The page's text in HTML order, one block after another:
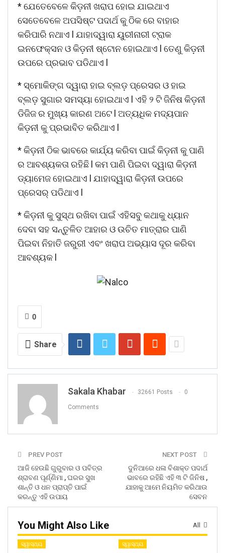
* ଯେତେବେଳେ କିଡ଼ନୀ ଖରାପ ହୋଇ ଯାଇଥାଏ
ସେତେବେଳେ ଅପସିଷ୍ଟ ପଦାର୍ଥ କୁ ଠିକ ରେ ବାହାର
କରିପାରି ନଥାଏ l ଯାହାଦ୍ୱାରା ୟୁରୀନାରୀ ଟ୍ରାକ
ଇନଫେକ୍ସନ ଓ କିଡ଼ନୀ ଷ୍ଟୋନ ହୋଇଥାଏ l ତେଣୁ କିଡ଼ନୀ
ଉପରେ ପ୍ରଭାବ ପଡିଥାଏ l
* ସ୍ମୋକିଙ୍ଗ ଦ୍ୱାରା ହାଇ ବ୍ଲଡ଼ ପ୍ରେସର ଓ ହାଇ
ବ୍ଲଡ଼ ସୁଗାର ସମସ୍ୟା ହୋଇଥାଏ l ଏହି ୨ ଟି ଜିନିଷ କିଡ଼ନୀ
ଡିଜିଜ ର ମୁଖ୍ୟ କାରଣ ଅଟେ l ଅତ୍ୟଧିକ ମଦ୍ୟପାନ
କିଡ଼ନୀ କୁ ପ୍ରଭାବିତ କରିଥାଏ l
* କିଡ଼ନୀ ଠିକ ଭାବରେ କାର୍ଯ୍ୟ କରିବା ପାଇଁ କିଡ଼ନୀ କୁ ପାଣି
ର ଆବଶ୍ୟକତା ରହିଛି l କମ ପାଣି ପିଇବା ଦ୍ୱାରା କିଡ଼ନୀ
ଡ୍ୟାମେଜ ହୋଇଥାଏ l ଯାହାଦ୍ୱାରା କିଡ଼ନୀ ଉପରେ
ପ୍ରେସର୍ ପଡିଥାଏ l
* କିଡ଼ନୀ କୁ ସୁସ୍ଥ ରଖିବା ପାଇଁ ଏହିସବୁ କଥାକୁ ଧ୍ୟାନ
ଦେବା ସହ ସନ୍ତୁଳିତ ଆହାର ଓ ଉଚିତ ମାତ୍ରାର ପାଣି
ପିଇବା ନିହାତି ଜରୁରୀ ଏବଂ ଖରାପ ଅଭ୍ୟାସ ଦୂର କରିବା
ଆବଶ୍ୟକ l
0
Share
Sakala Khabar 32661 Posts 0
Comments
PREV POST
ଆଜି ହେଉଛି ଗୁରୁବାର ଓ ପବିତ୍ର
ଶ୍ରାବଣ ପୂର୍ଣ୍ଣିମା , ଘରର ସୁଖ
ଶାନ୍ତି ଓ ଧନ ପ୍ରାପ୍ତି ପାଇଁ
କରନ୍ତୁ ଏହି ଉପାୟ
NEXT POST
ଦୁନିଆରେ ଧଳା ବିଶାକ୍ତ ପଦାର୍ଥ
ଭାବରେ ରହିଛି ଏହି ୩ ଟି ଜିନିଷ ,
ଯାହାକୁ ଆମେ ନିୟମିତ କରିଥାଉ
ସେବନ
All
You Might Also Like
ସ୍ୱାସ୍ଥ୍ୟ ସ୍ୱାସ୍ଥ୍ୟ